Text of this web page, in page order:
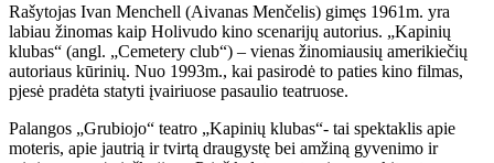
Rašytojas Ivan Menchell (Aivanas Menčelis) gimęs 1961m. yra
labiau žinomas kaip Holivudo kino scenarijų autorius. „Kapinių
klubas“ (angl. „Cemetery club“) – vienas žinomiausių amerikiečių
autoriaus kūrinių. Nuo 1993m., kai pasirodė to paties kino filmas,
pjesė pradėta statyti įvairiuose pasaulio teatruose.
Palangos „Grubiojo“ teatro „Kapinių klubas“- tai spektaklis apie
moteris, apie jautrią ir tvirtą draugystę bei amžiną gyvenimo ir